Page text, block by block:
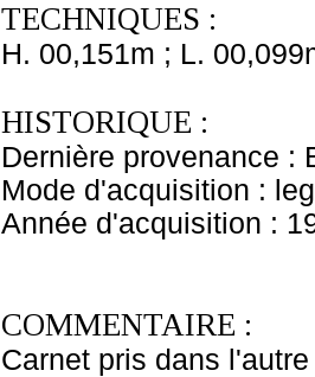
TECHNIQUES :
H. 00,151m ; L.
HISTORIQUE :
Dernière provenance :
Mode d'acquisition :
Année d'acquisition :
COMMENTAIRE :
Carnet pris dans